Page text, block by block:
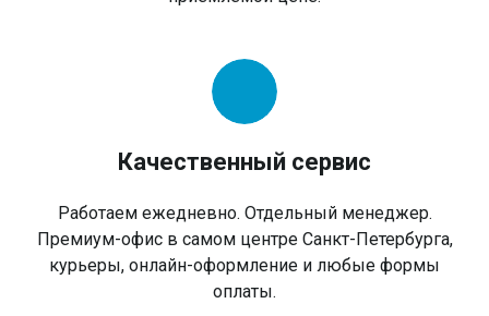
Качественный сервис
Работаем ежедневно. Отдельный менеджер.
Премиум-офис в самом центре Санкт-Петербурга,
курьеры, онлайн-оформление и любые формы
оплаты.